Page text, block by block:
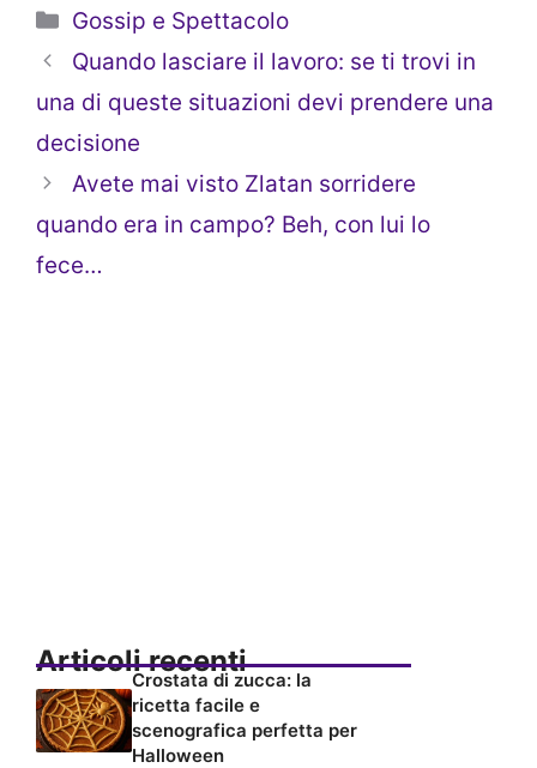
Categorie
Gossip e Spettacolo
Quando lasciare il lavoro: se ti trovi in
una di queste situazioni devi prendere una
decisione
Avete mai visto Zlatan sorridere
quando era in campo? Beh, con lui lo
fece…
Articoli recenti
Crostata di zucca: la
ricetta facile e
scenografica perfetta per
Halloween